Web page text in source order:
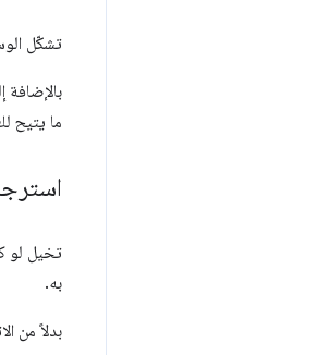
تشكّل
بالإضافة
ما يتيح
تخيل لو
به.
بدلاً من